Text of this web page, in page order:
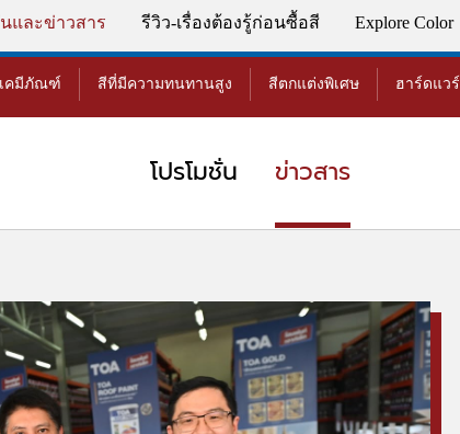
และข่าวสาร รีวิว-เรื่องต้องรู้ก่อนซื้อสี Explore Color
เคมีภัณฑ์ สีที่มีความทนทานสูง สีตกแต่งพิเศษ ฮาร์ดแวร์
โปรโมชั่น ข่าวสาร